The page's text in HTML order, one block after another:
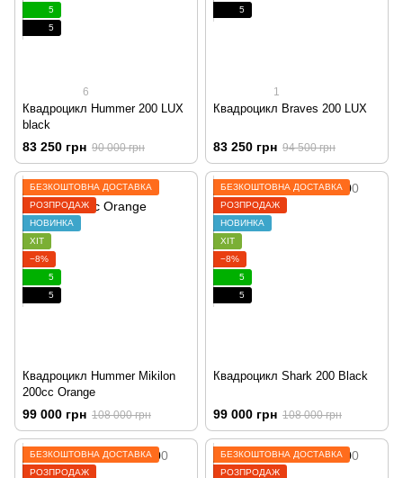
5
5
6
Квадроцикл Hummer 200 LUX
black
83 250 грн 90 000 грн
5
1
Квадроцикл Braves 200 LUX
83 250 грн 94 500 грн
БЕЗКОШТОВНА ДОСТАВКА
РОЗПРОДАЖ
НОВИНКА
ХІТ
−8%
5
5
Квадроцикл Hummer Mikilon
200cc Orange
99 000 грн 108 000 грн
БЕЗКОШТОВНА ДОСТАВКА
РОЗПРОДАЖ
НОВИНКА
ХІТ
−8%
5
5
Квадроцикл Shark 200 Black
99 000 грн 108 000 грн
БЕЗКОШТОВНА ДОСТАВКА
РОЗПРОДАЖ
БЕЗКОШТОВНА ДОСТАВКА
РОЗПРОДАЖ